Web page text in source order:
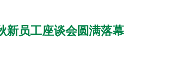
新员工座谈会圆满落幕